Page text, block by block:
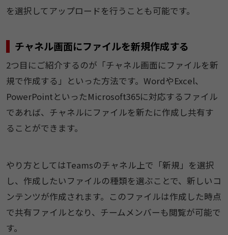
を選択してアップロードを行うことも可能です。
チャネル画面にファイルを新規作成する
2つ目にご紹介するのが「チャネル画面にファイルを新
規で作成する」といった方法です。WordやExcel、
PowerPointといったMicrosoft365に対応するファイル
であれば、チャネルにファイルを新たに作成し共有す
ることができます。
やり方としてはTeamsのチャネル上で「新規」を選択
し、作成したいファイルの種類を選ぶことで、新しいコ
ンテンツが作成されます。このファイルは作成した時点
で共有ファイルとなり、チームメンバーも閲覧が可能で
す。